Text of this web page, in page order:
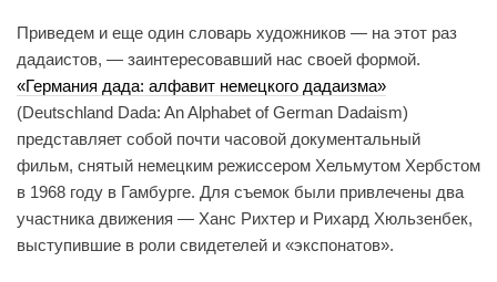
Приведем и еще один словарь художников — на этот раз
дадаистов, — заинтересовавший нас своей формой.
«Германия дада: алфавит немецкого дадаизма»
(Deutschland Dada: An Alphabet of German Dadaism)
представляет собой почти часовой документальный
фильм, снятый немецким режиссером Хельмутом Хербстом
в 1968 году в Гамбурге. Для съемок были привлечены два
участника движения — Ханс Рихтер и Рихард Хюльзенбек,
выступившие в роли свидетелей и «экспонатов».